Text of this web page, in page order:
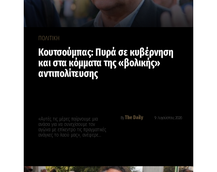
ΠΟΛΙΤΙΚΗ
Κουτσούμπας: Πυρά σε κυβέρνηση
και στα κόμματα της «βολικής»
αντιπολίτευσης
By The Daily 9 Αυγούστου, 2026
«Αυτές τις μέρες παίρνουμε μια
ανάσα για να συνεχίσουμε τον
αγώνα με επίκεντρο τις πραγματικές
ανάγκες το λαού μας», ανέφερε…